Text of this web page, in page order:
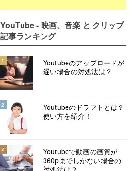
YouTube - 映画、音楽 と クリップ
記事ランキング
1
Youtubeのアップロードが
遅い場合の対処法は？
2
Youtubeのドラフトとは？
使い方を紹介！
3
Youtubeで動画の画質が
360pまでしかない場合の
対処法は？